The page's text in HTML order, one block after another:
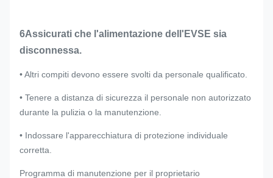
6Assicurati che l'alimentazione dell'EVSE sia
disconnessa.
• Altri compiti devono essere svolti da personale qualificato.
• Tenere a distanza di sicurezza il personale non autorizzato
durante la pulizia o la manutenzione.
• Indossare l'apparecchiatura di protezione individuale
corretta.
Programma di manutenzione per il proprietario